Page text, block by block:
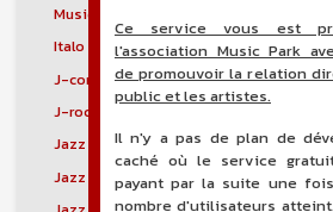
Musique irlandaise
Italo Disco
Italo
J-core
J-
J-rock
Jazz blues
Jazz
Jazz Nouvelle-Orléans
Jazz
Ce service vous est
l'association Music Park
de promouvoir la relation
public et les artistes.
Il n'y a pas de plan de
caché où le service
payant par la suite une
nombre d'utilisateurs